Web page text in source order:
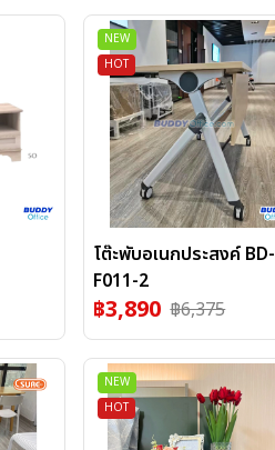
NEW
HOT
โต๊ะพับอเนกประสงค์ BD-
F011-2
฿3,890 ฿6,375
NEW
HOT